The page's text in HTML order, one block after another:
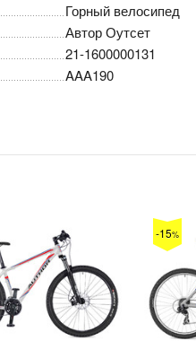
Горный велосипед
Автор Оутсет
21-1600000131
AAA190
-15%